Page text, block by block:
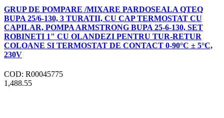
GRUP DE POMPARE /MIXARE PARDOSEALA QTEQ
BUPA 25/6-130, 3 TURATII, CU CAP TERMOSTAT CU
CAPILAR, POMPA ARMSTRONG BUPA 25-6-130, SET
ROBINETI 1" CU OLANDEZI PENTRU TUR-RETUR
COLOANE SI TERMOSTAT DE CONTACT 0-90°C ± 5°C,
230V
COD: R00045775
1,488.55